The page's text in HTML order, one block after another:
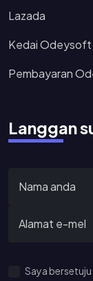
Lazada
Kedai Odeysoft
Pembayaran
Langgan
Saya